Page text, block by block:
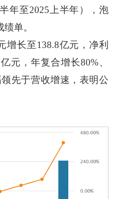
至2025上半年），泡
单。
长至138.8亿元，净利
元，年复合增长80%、
先于营收增速，表明公